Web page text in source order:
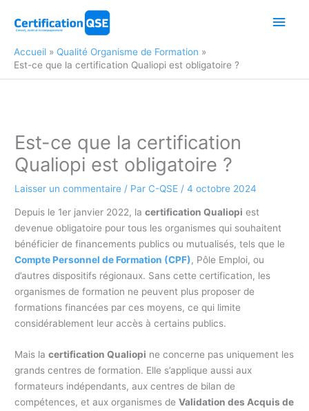
Accueil
Qualité Organisme de Formation
Est-ce que la certification Qualiopi est obligatoire ?
Est-ce que la certification
Qualiopi est obligatoire ?
Laisser un commentaire / Par C-QSE /4 octobre 2024
Depuis le 1er janvier 2022, lacertification Qualiopi est
devenue obligatoire pour tous les organismes qui souhaitent
bénéficier de financements publics ou mutualisés, tels que le
Compte Personnel de Formation (CPF), Pôle Emploi, ou
d’autres dispositifs régionaux. Sans cette certification, les
organismes de formation ne peuvent plus proposer de
formations financées par ces moyens, ce qui limite
considérablement leur accès à certains publics.
Mais lacertification Qualiopi ne concerne pas uniquement les
grands centres de formation. Elle s’applique aussi aux
formateurs indépendants, aux centres de bilan de
compétences, et aux organismes deValidation des Acquis de